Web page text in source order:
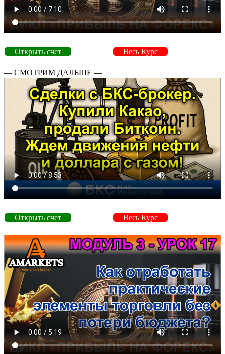
Открыть счет Весь Курс
— СМОТРИМ ДАЛЬШЕ —
Открыть счет Весь Курс